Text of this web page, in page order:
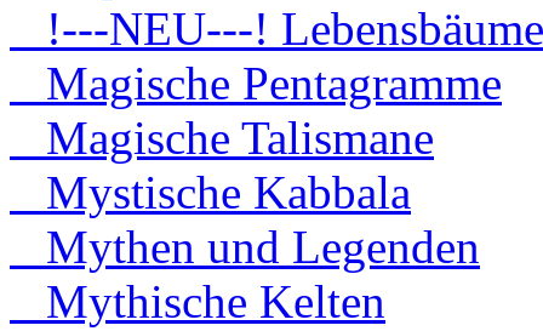
!---NEU---! Lebensbäume
Magische Pentagramme
Magische Talismane
Mystische Kabbala
Mythen und Legenden
Mythische Kelten